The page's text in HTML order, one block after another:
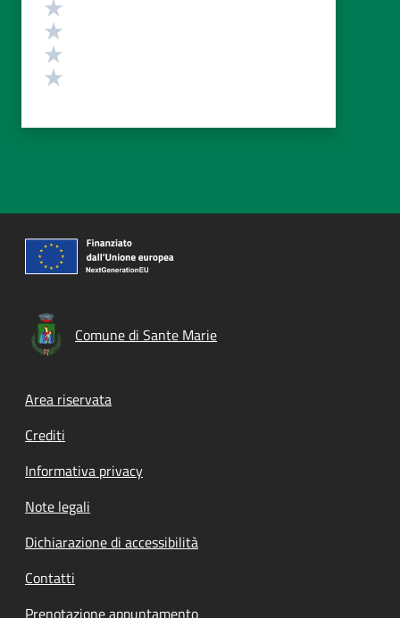
Comune di Sante Marie
Footer menu
Area riservata
Crediti
Informativa privacy
Note legali
Dichiarazione di accessibilità
Contatti
Prenotazione appuntamento